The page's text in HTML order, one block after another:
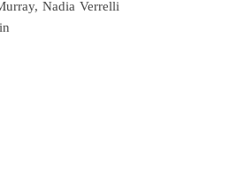
Nadia Verrelli